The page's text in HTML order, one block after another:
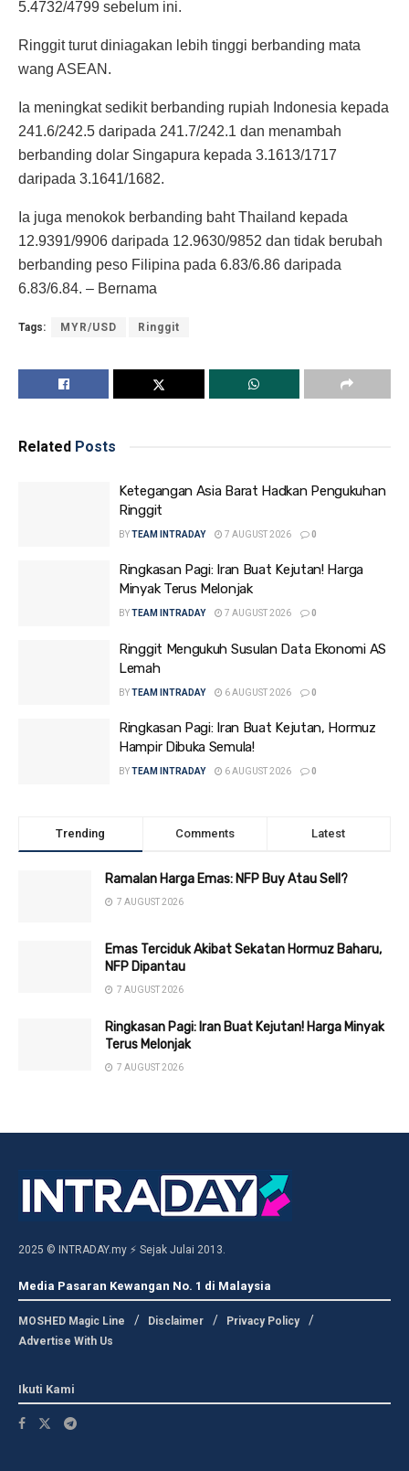
5.4732/4799 sebelum ini.
Ringgit turut diniagakan lebih tinggi berbanding mata
wang ASEAN.
Ia meningkat sedikit berbanding rupiah Indonesia kepada
241.6/242.5 daripada 241.7/242.1 dan menambah
berbanding dolar Singapura kepada 3.1613/1717
daripada 3.1641/1682.
Ia juga menokok berbanding baht Thailand kepada
12.9391/9906 daripada 12.9630/9852 dan tidak berubah
berbanding peso Filipina pada 6.83/6.86 daripada
6.83/6.84. – Bernama
Tags: MYR/USD Ringgit
Related Posts
Ketegangan Asia Barat Hadkan Pengukuhan
Ringgit
BYTEAM INTRADAY 7 AUGUST 2026 0
Ringkasan Pagi: Iran Buat Kejutan! Harga
Minyak Terus Melonjak
BYTEAM INTRADAY 7 AUGUST 2026 0
Ringgit Mengukuh Susulan Data Ekonomi AS
Lemah
BYTEAM INTRADAY 6 AUGUST 2026 0
Ringkasan Pagi: Iran Buat Kejutan, Hormuz
Hampir Dibuka Semula!
BYTEAM INTRADAY 6 AUGUST 2026 0
Trending Comments Latest
Ramalan Harga Emas: NFP Buy Atau Sell?
7 AUGUST 2026
Emas Terciduk Akibat Sekatan Hormuz Baharu,
NFP Dipantau
7 AUGUST 2026
Ringkasan Pagi: Iran Buat Kejutan! Harga Minyak
Terus Melonjak
7 AUGUST 2026
2025 © INTRADAY.my ⚡ Sejak Julai 2013.
Media Pasaran Kewangan No. 1 di Malaysia
MOSHED Magic Line Disclaimer
Privacy Policy
Advertise With Us
Ikuti Kami